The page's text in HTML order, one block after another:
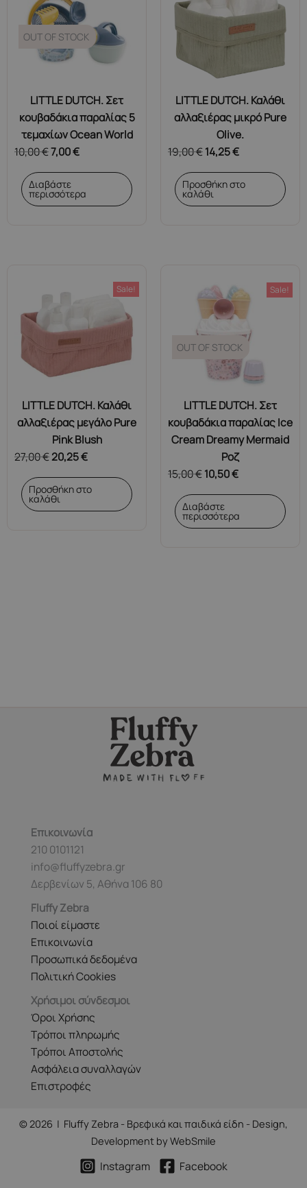
LITTLE DUTCH. Σετ
κουβαδάκια παραλίας 5
τεμαχίων Ocean World
OUT OF STOCK
10,00€7,00€
Διαβάστε
περισσότερα
LITTLE DUTCH. Καλάθι
αλλαξιέρας μικρό Pure
Olive.
19,00€14,25€
Προσθήκη στο
καλάθι
Sale!
LITTLE DUTCH. Καλάθι
αλλαξιέρας μεγάλο Pure
Pink Blush
27,00€20,25€
Προσθήκη στο
καλάθι
Sale!
LITTLE DUTCH. Σετ
κουβαδάκια παραλίας Ice
Cream Dreamy Mermaid
Ροζ
OUT OF STOCK
15,00€10,50€
Διαβάστε
περισσότερα
Επικοινωνία
210 0101121
info@fluffyzebra.gr
Δερβενίων 5, Αθήνα 106 80
Fluffy Zebra
Ποιοί είμαστε
Επικοινωνία
Προσωπικά δεδομένα
Πολιτική Cookies
Χρήσιμοι σύνδεσμοι
Όροι Χρήσης
Τρόποι πληρωμής
Τρόποι Αποστολής
Ασφάλεια συναλλαγών
Επιστροφές
© 2026 | Fluffy Zebra - Βρεφικά και παιδικά είδη - Design,
Development byWebSmile
Instagram Facebook